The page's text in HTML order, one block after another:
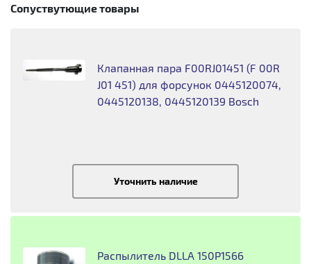
Сопуствутющие товары
Клапанная пара F00RJ01451 (F 00R
J01 451) для форсунок 0445120074,
0445120138, 0445120139 Bosch
Уточнить наличие
Распылитель DLLA 150P1566